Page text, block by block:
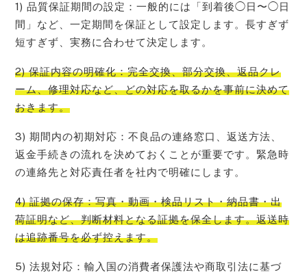
1) 品質保証期間の設定：一般的には「到着後◯日〜◯日
間」など、一定期間を保証として設定します。長すぎず
短すぎず、実務に合わせて決定します。
2) 保証内容の明確化：完全交換、部分交換、返品クレ
ーム、修理対応など、どの対応を取るかを事前に決めて
おきます。
3) 期間内の初期対応：不良品の連絡窓口、返送方法、
返金手続きの流れを決めておくことが重要です。緊急時
の連絡先と対応責任者を社内で明確にします。
4) 証拠の保存：写真・動画・検品リスト・納品書・出
荷証明など、判断材料となる証拠を保全します。返送時
は追跡番号を必ず控えます。
5) 法規対応：輸入国の消費者保護法や商取引法に基づ